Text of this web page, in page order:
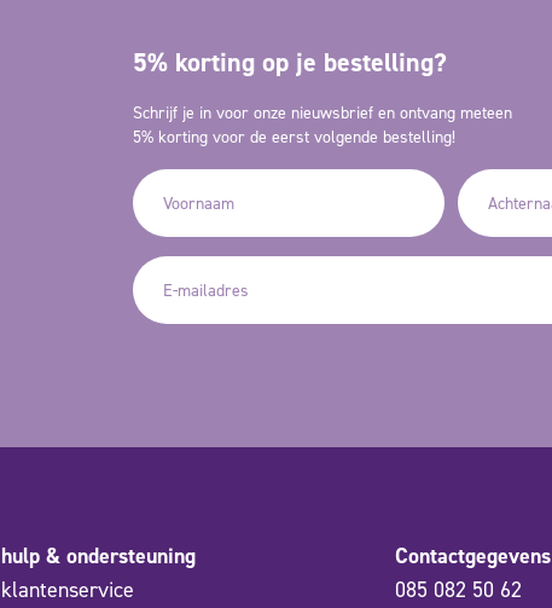
5% korting op je bestelling?
Schrijf je in voor onze nieuwsbrief en ontvang meteen
5% korting voor de eerst volgende bestelling!
hulp & ondersteuning
klantenservice
Contactgegevens
085 082 50 62